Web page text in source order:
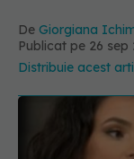
De Giorgiana
Publicat pe 26 sep
Distribuie acest